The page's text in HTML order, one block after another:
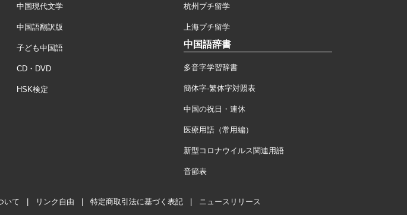
中国現代文学
中国語翻訳版
子ども中国語
CD・DVD
HSK検定
杭州プチ留学
上海プチ留学
中国語辞書
多音字学習辞書
簡体字·繁体字対照表
中国の祝日・連休
医療用語（常用編）
新型コロナウイルス関連用語
音節表
いて リンク自由 特定商取引法に基づく表記 ニュースリリース